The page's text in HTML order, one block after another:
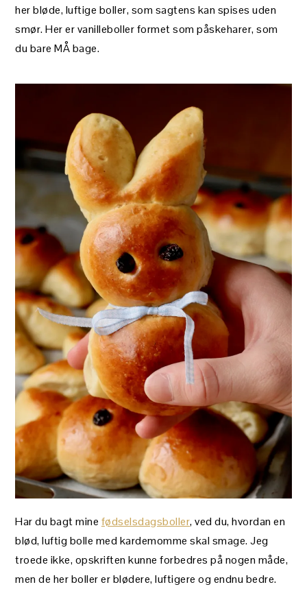
her bløde, luftige boller, som sagtens kan spises uden
smør. Her er vanilleboller formet som påskeharer, som
du bare MÅ bage.
Har du bagt mine fødselsdagsboller, ved du, hvordan en
blød, luftig bolle med kardemomme skal smage. Jeg
troede ikke, opskriften kunne forbedres på nogen måde,
men de her boller er blødere, luftigere og endnu bedre.